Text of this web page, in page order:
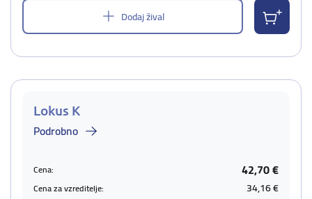
Dodaj žival
Lokus K
Podrobno
Cena: 42,70 €
Cena za vzreditelje: 34,16 €